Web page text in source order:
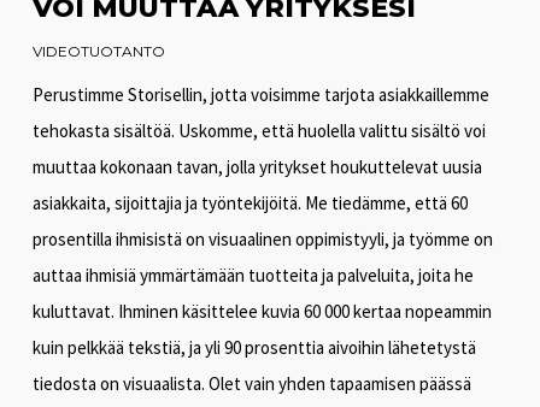
VOI MUUTTAA YRITYKSESI
VIDEOTUOTANTO
Perustimme Storisellin, jotta voisimme tarjota asiakkaillemme
tehokasta sisältöä. Uskomme, että huolella valittu sisältö voi
muuttaa kokonaan tavan, jolla yritykset houkuttelevat uusia
asiakkaita, sijoittajia ja työntekijöitä. Me tiedämme, että 60
prosentilla ihmisistä on visuaalinen oppimistyyli, ja työmme on
auttaa ihmisiä ymmärtämään tuotteita ja palveluita, joita he
kuluttavat. Ihminen käsittelee kuvia 60 000 kertaa nopeammin
kuin pelkkää tekstiä, ja yli 90 prosenttia aivoihin lähetetystä
tiedosta on visuaalista. Olet vain yhden tapaamisen päässä